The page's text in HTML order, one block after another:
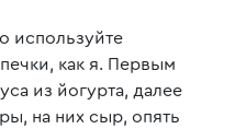
используйте
как я. Первым
из йогурта, далее
на них сыр, опять